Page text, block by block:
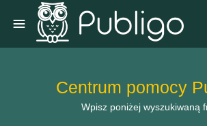
Centrum pomocy
Wpisz poniżej wyszukiwaną